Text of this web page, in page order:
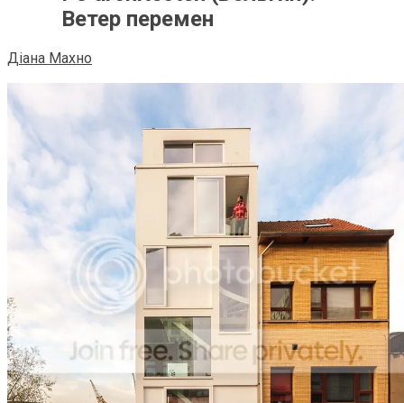
Ветер перемен
Діана Махно